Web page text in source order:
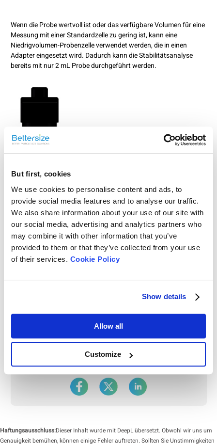
But first, cookies
We use cookies to personalise content and ads, to
provide social media features and to analyse our traffic.
We also share information about your use of our site with
our social media, advertising and analytics partners who
may combine it with other information that you’ve
provided to them or that they’ve collected from your use
of their services. Cookie Policy
Show details
Allow all
Customize
Wenn die Probe wertvoll ist oder das verfügbare Volumen für eine
Messung mit einer Standardzelle zu gering ist, kann eine
Niedrigvolumen-Probenzelle verwendet werden, die in einen
Adapter eingesetzt wird. Dadurch kann die Stabilitätsanalyse
bereits mit nur 2 mL Probe durchgeführt werden.
Rate this article
Share On
Haftungsausschluss:Dieser Inhalt wurde mit DeepL übersetzt. Obwohl wir uns um
Genauigkeit bemühen, können einige Fehler auftreten. Sollten Sie Unstimmigkeiten